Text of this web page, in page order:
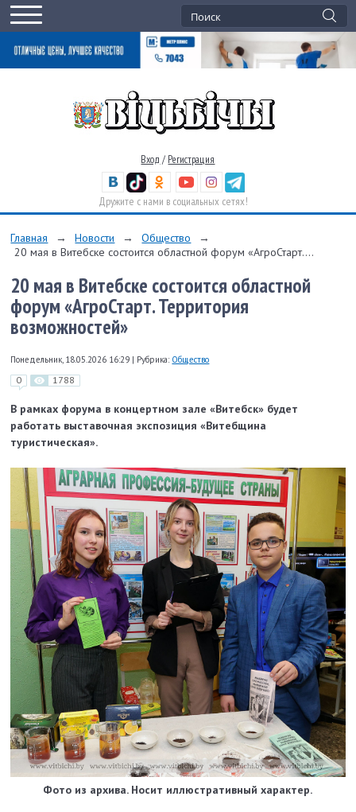
Вход / Регистрация
Дружите с нами в социальных сетях!
Главная → Новости → Общество
→
20 мая в Витебске состоится областной форум «АгроСтарт....
20 мая в Витебске состоится областной
форум «АгроСтарт. Территория
возможностей»
Понедельник, 18.05.2026 16:29 | Рубрика: Общество
0 1788
В рамках форума в концертном зале «Витебск» будет
работать выставочная экспозиция «Витебщина
туристическая».
Фото из архива. Носит иллюстративный характер.